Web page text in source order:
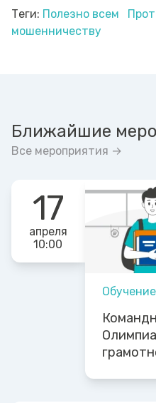
Теги: Полезно всем
мошенничеству
Ближайшие
Все мероприятия →
17
апреля
10:00
Обучение